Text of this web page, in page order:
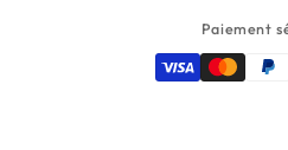
Paiement